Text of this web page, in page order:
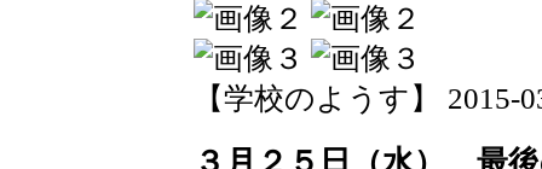
【学校のようす】 2015-
３月２５日（水） 最